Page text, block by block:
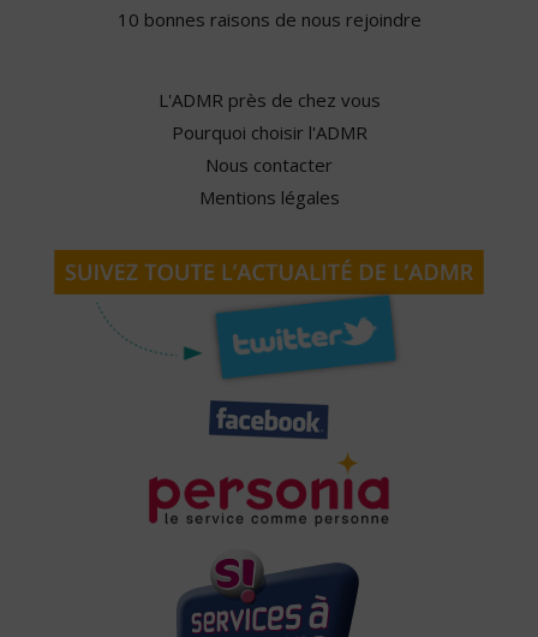
10 bonnes raisons de nous rejoindre
L'ADMR près de chez vous
Pourquoi choisir l'ADMR
Nous contacter
Mentions légales